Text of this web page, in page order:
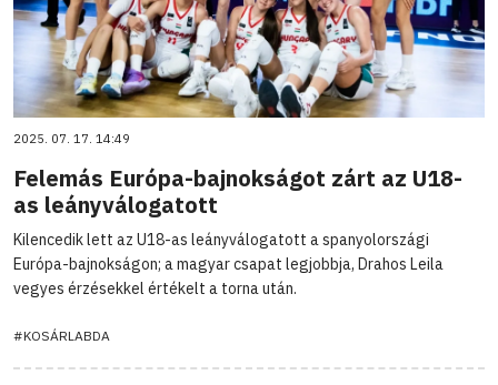
2025. 07. 17. 14:49
Felemás Európa-bajnokságot zárt az U18-
as leányválogatott
Kilencedik lett az U18-as leányválogatott a spanyolországi
Európa-bajnokságon; a magyar csapat legjobbja, Drahos Leila
vegyes érzésekkel értékelt a torna után.
#KOSÁRLABDA